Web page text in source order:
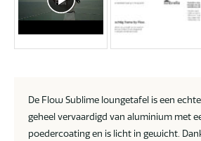
De Flow Sublime loungetafel is een
geheel vervaardigd van aluminium met
poedercoating en is licht in gewicht.